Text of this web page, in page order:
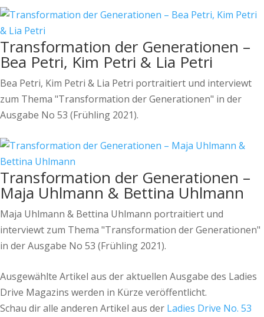
Transformation der Generationen –
Bea Petri, Kim Petri & Lia Petri
Bea Petri, Kim Petri & Lia Petri portraitiert und interviewt
zum Thema "Transformation der Generationen" in der
Ausgabe No 53 (Frühling 2021).
Transformation der Generationen –
Maja Uhlmann & Bettina Uhlmann
Maja Uhlmann & Bettina Uhlmann portraitiert und
interviewt zum Thema "Transformation der Generationen"
in der Ausgabe No 53 (Frühling 2021).
Ausgewählte Artikel aus der aktuellen Ausgabe des Ladies
Drive Magazins werden in Kürze veröffentlicht.
Schau dir alle anderen Artikel aus der Ladies Drive No. 53